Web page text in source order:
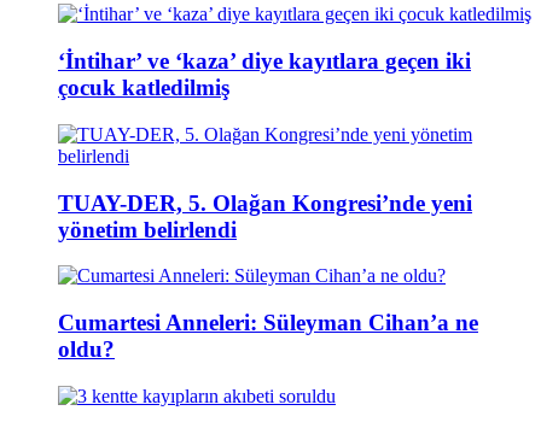
‘İntihar’ ve ‘kaza’ diye kayıtlara geçen iki
çocuk katledilmiş
TUAY-DER, 5. Olağan Kongresi’nde yeni
yönetim belirlendi
Cumartesi Anneleri: Süleyman Cihan’a ne
oldu?